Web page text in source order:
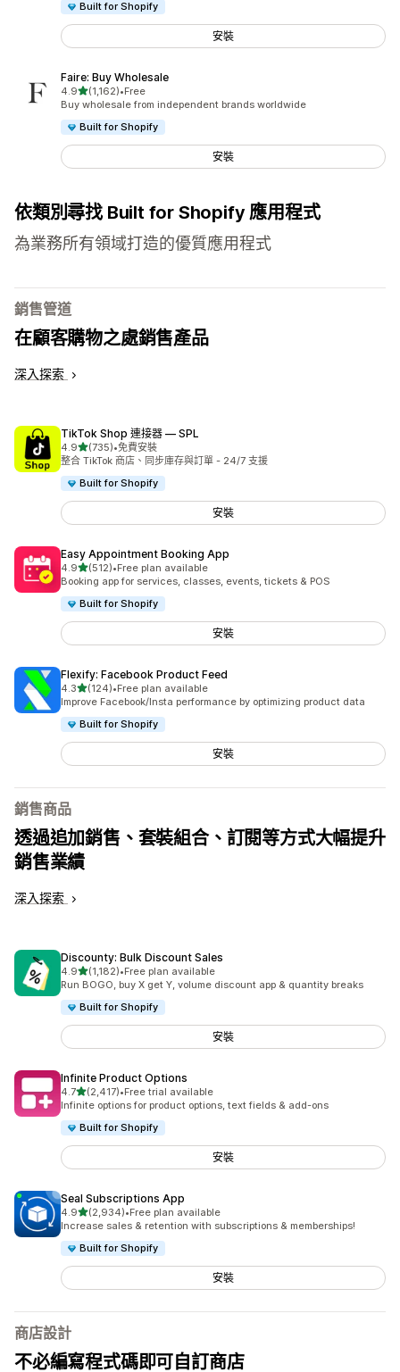
Built for Shopify
安裝
Faire: Buy Wholesale
4.9滿分 5 顆星
(1,162)
共有 1162 則評價
•Free
Buy wholesale from independent brands worldwide
Built for Shopify
安裝
依類別尋找 Built for Shopify 應用程式
為業務所有領域打造的優質應用程式
銷售管道
在顧客購物之處銷售產品
深入探索
TikTok Shop 連接器 — SPL
4.9滿分 5 顆星
(735)
共有 735 則評價
•免費安裝
整合 TikTok 商店、同步庫存與訂單 - 24/7 支援
Built for Shopify
安裝
Easy Appointment Booking App
4.9滿分 5 顆星
(512)
共有 512 則評價
•Free plan available
Booking app for services, classes, events, tickets & POS
Built for Shopify
安裝
Flexify: Facebook Product Feed
4.3滿分 5 顆星
(124)
共有 124 則評價
•Free plan available
Improve Facebook/Insta performance by optimizing product data
Built for Shopify
安裝
銷售商品
透過追加銷售、套裝組合、訂閱等方式大幅提升
銷售業績
深入探索
Discounty: Bulk Discount Sales
4.9滿分 5 顆星
(1,182)
共有 1182 則評價
•Free plan available
Run BOGO, buy X get Y, volume discount app & quantity breaks
Built for Shopify
安裝
Infinite Product Options
4.7滿分 5 顆星
(2,417)
共有 2417 則評價
•Free trial available
Infinite options for product options, text fields & add-ons
Built for Shopify
安裝
Seal Subscriptions App
4.9滿分 5 顆星
(2,934)
共有 2934 則評價
•Free plan available
Increase sales & retention with subscriptions & memberships!
Built for Shopify
安裝
商店設計
不必編寫程式碼即可自訂商店